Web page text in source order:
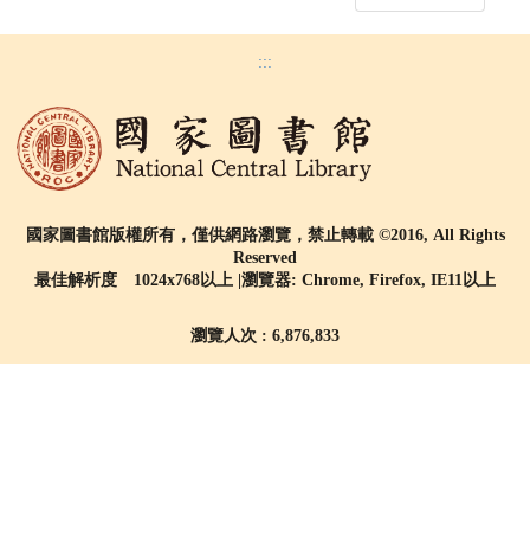
:::
國家圖書館版權所有，僅供網路瀏覽，禁止轉載 ©2016, All Rights
Reserved
最佳解析度 1024x768以上 |瀏覽器: Chrome, Firefox, IE11以上
瀏覽人次 : 6,876,833